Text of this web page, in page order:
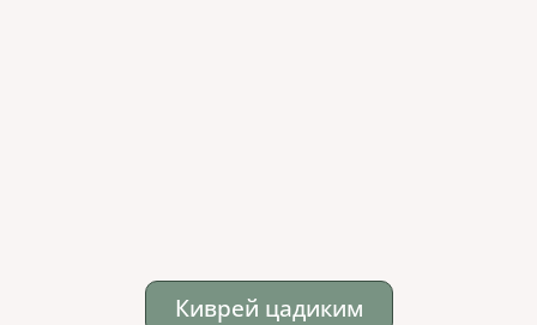
Киврей цадиким